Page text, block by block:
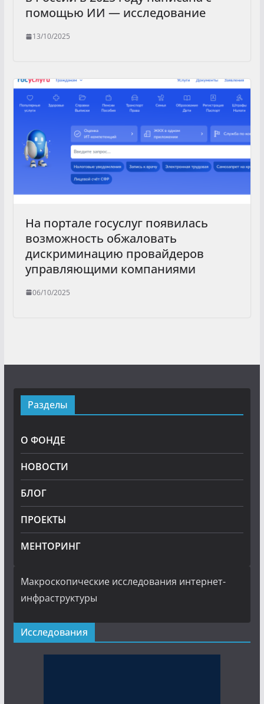
помощью ИИ — исследование
13/10/2025
На портале госуслуг появилась
возможность обжаловать
дискриминацию провайдеров
управляющими компаниями
06/10/2025
Разделы
О ФОНДЕ
НОВОСТИ
БЛОГ
ПРОЕКТЫ
МЕНТОРИНГ
Макроскопические исследования интернет-
инфраструктуры
Исследования